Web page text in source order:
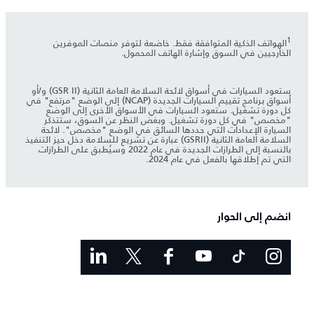
1الهواتف الذكية المتوافقة فقط. خاضعة لتوفر منصات الموفرين
الخارجيين في السوق وإشارة الهاتف المحمول.
ستعود السيارات في أسواق لائحة السلامة العامة الثانية (GSR II) و/أو
أسواق برنامج تقييم السيارات الجديدة (NCAP) إلى الوضع "مرتفع" في
كل دورة تشغيل. ستعود السيارات في الأسواق الأخرى إلى الوضع
"مخصص" في كل دورة تشغيل. وبغض النظر عن السوق، ستتذكر
السيارة الإعدادات التي حددها السائق في الوضع "مخصص". لائحة
السلامة العامة الثانية (GSRII) عبارة عن تشريع للسلامة دخل حيز التنفيذ
بالنسبة إلى الطرازات الجديدة في عام 2022 وسيُطبق على الطرازات
التي تم إطلاقها بالفعل في عام 2024.
انضم إلى الحوار